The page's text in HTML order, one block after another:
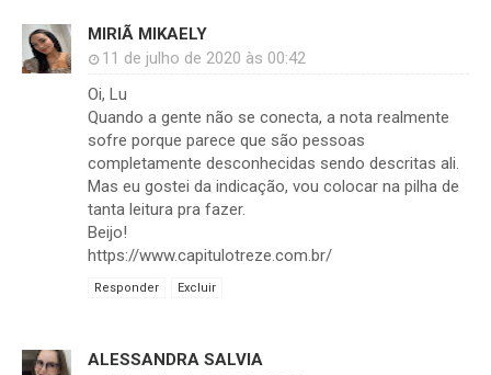
MIRIÃ MIKAELY
11 de julho de 2020 às 00:42
Oi, Lu
Quando a gente não se conecta, a nota realmente
sofre porque parece que são pessoas
completamente desconhecidas sendo descritas ali.
Mas eu gostei da indicação, vou colocar na pilha de
tanta leitura pra fazer.
Beijo!
https://www.capitulotreze.com.br/
Responder Excluir
ALESSANDRA SALVIA